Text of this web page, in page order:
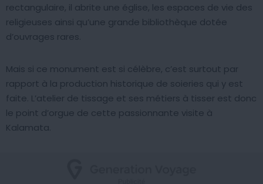
rectangulaire, il abrite une église, les espaces de vie des
religieuses ainsi qu’une grande bibliothèque dotée
d’ouvrages rares.
Mais si ce monument est si célèbre, c’est surtout par
rapport à la production historique de soieries qui y est
faite. L’atelier de tissage et ses métiers à tisser est donc
le point d’orgue de cette passionnante visite à
Kalamata.